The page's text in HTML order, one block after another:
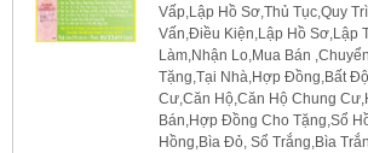
Vấp,Lập Hồ Sơ,Thủ Tục,Quy
Vấn,Điều Kiện,Lập Hồ Sơ,Lập
Làm,Nhận Lo,Mua Bán
Tặng,Tại Nhà,Hợp Đồng,Bất
Cư,Căn Hộ,Căn Hộ Chung
Bán,Hợp Đồng Cho Tặng,Sổ
Hồng,Bìa Đỏ, Sổ Trắng,Bìa